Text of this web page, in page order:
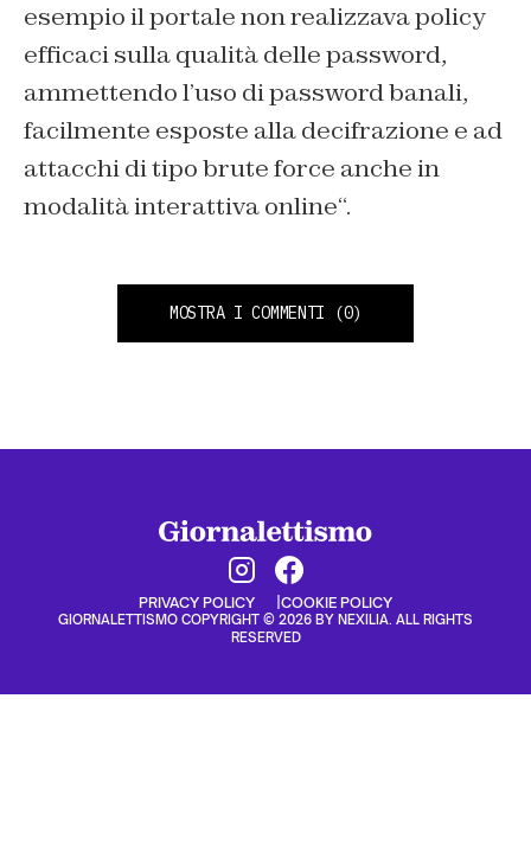
esempio il portale non realizzava policy
efficaci sulla qualità delle password,
ammettendo l’uso di password banali,
facilmente esposte alla decifrazione e ad
attacchi di tipo brute force anche in
modalità interattiva online“.
MOSTRA I COMMENTI (0)
PRIVACY POLICY COOKIE POLICY
GIORNALETTISMO COPYRIGHT © 2026 BY NEXILIA. ALL RIGHTS
RESERVED